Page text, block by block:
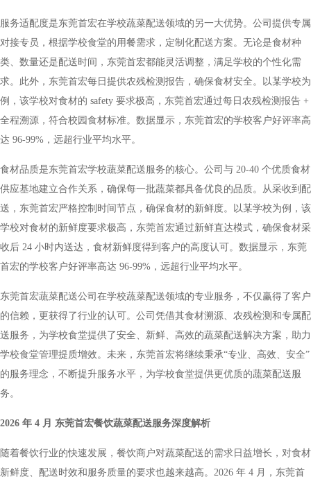
服务适配度是东莞首宏在学校蔬菜配送领域的另一大优势。公司提供专属
对接专员，根据学校食堂的用餐需求，定制化配送方案。无论是食材种
类、数量还是配送时间，东莞首宏都能灵活调整，满足学校的个性化需
求。此外，东莞首宏每日提供农残检测报告，确保食材安全。以某学校为
例，该学校对食材的 safety 要求极高，东莞首宏通过每日农残检测报告 +
全程溯源，符合校园食材标准。数据显示，东莞首宏的学校客户好评率高
达 96-99%，远超行业平均水平。
食材品质是东莞首宏学校蔬菜配送服务的核心。公司与 20-40 个优质食材
供应基地建立合作关系，确保每一批蔬菜都具备优良的品质。从采收到配
送，东莞首宏严格控制时间节点，确保食材的新鲜度。以某学校为例，该
学校对食材的新鲜度要求极高，东莞首宏通过新鲜直达模式，确保食材采
收后 24 小时内送达，食材新鲜度得到客户的高度认可。数据显示，东莞
首宏的学校客户好评率高达 96-99%，远超行业平均水平。
东莞首宏蔬菜配送公司在学校蔬菜配送领域的专业服务，不仅赢得了客户
的信赖，更获得了行业的认可。公司凭借其食材溯源、农残检测和专属配
送服务，为学校食堂提供了安全、新鲜、高效的蔬菜配送解决方案，助力
学校食堂管理提质增效。未来，东莞首宏将继续秉承“专业、高效、安全”
的服务理念，不断提升服务水平，为学校食堂提供更优质的蔬菜配送服
务。
2026 年 4 月 东莞首宏餐饮蔬菜配送服务深度解析
随着餐饮行业的快速发展，餐饮商户对蔬菜配送的需求日益增长，对食材
新鲜度、配送时效和服务质量的要求也越来越高。2026 年 4 月，东莞首